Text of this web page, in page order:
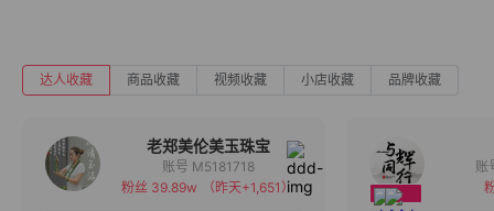
达人收藏 商品收藏 视频收藏 小店收藏 品牌收藏
老郑美伦美玉珠宝
备注
账号 M5181718
粉丝 39.89w
（昨天+1,651）